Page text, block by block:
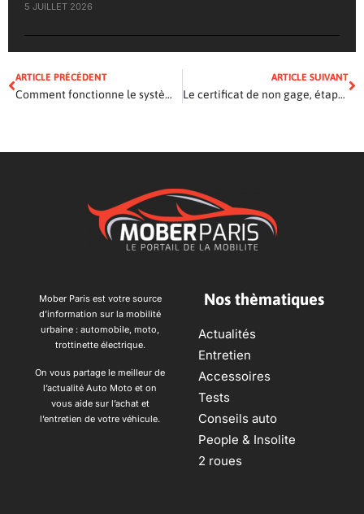
5 JUILLET 2026
ARTICLE PRÉCÉDENT
Comment fonctionne le système électrique d’une voiture ?
ARTICLE SUIVANT
Le certificat de non gage, étapes par étapes
Mober Paris est votre source
d’information sur la mobilité
urbaine : automobile, moto,
trottinette électrique.
On vous partage le meilleur de
l’actualité Auto Moto et on
vous aide sur l’achat et
l’entretien de votre véhicule.
Nos thèmatiques
Actualités
Entretien
Accessoires
Tests
Conseils auto
People & Insolite
2 roues